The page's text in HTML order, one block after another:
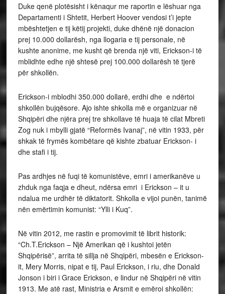
Duke qenë plotësisht i kënaqur me raportin e lëshuar nga
Departamenti i Shtetit, Herbert Hoover vendosi t’i jepte
mbështetjen e tij këtij projekti, duke dhënë një donacion
prej 10.000 dollarësh, nga llogaria e tij personale, në
kushte anonime, me kusht që brenda një viti, Erickson-i të
mblidhte edhe një shtesë prej 100.000 dollarësh të tjerë
për shkollën.
Erickson-i mblodhi 350.000 dollarë, erdhi dhe e ndërtoi
shkollën bujqësore. Ajo ishte shkolla më e organizuar në
Shqipëri dhe njëra prej tre shkollave të huaja të cilat Mbreti
Zog nuk i mbylli gjatë “Reformës Ivanaj”, në vitin 1933, për
shkak të frymës kombëtare që kishte zbatuar Erickson- i
dhe stafi i tij.
Pas ardhjes në fuqi të komunistëve, emri i amerikanëve u
zhduk nga faqja e dheut, ndërsa emri i Erickson – it u
ndalua me urdhër të diktatorit. Shkolla e vijoi punën, tanimë
nën emërtimin komunist: “Ylli i Kuq”.
Në vitin 2012, me rastin e promovimit të librit historik:
“Ch.T.Erickson – Një Amerikan që i kushtoi jetën
Shqipërisë”, arrita të sillja në Shqipëri, mbesën e Erickson-
it, Mery Morris, nipat e tij, Paul Erickson, i riu, dhe Donald
Jonson i biri i Grace Erickson, e lindur në Shqipëri në vitin
1913. Me atë rast, Ministria e Arsmit e emëroi shkollën: